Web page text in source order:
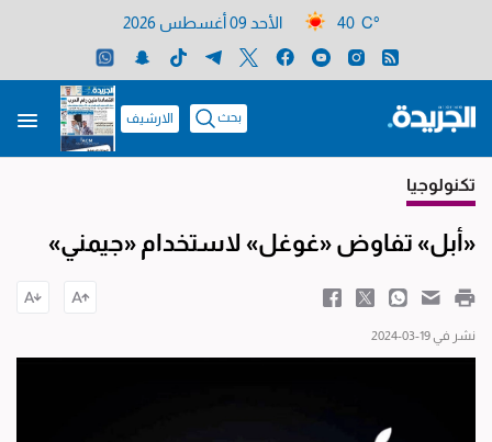
40 C° الأحد 09 أغسطس 2026
بحث الارشيف
تكنولوجيا
«أبل» تفاوض «غوغل» لاستخدام «جيمني»
نشر في 19-03-2024